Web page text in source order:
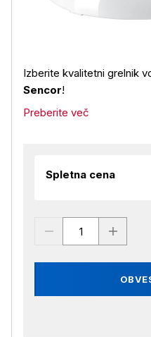
Izberite kvalitetni grelnik
Sencor!
Preberite več
Spletna cena